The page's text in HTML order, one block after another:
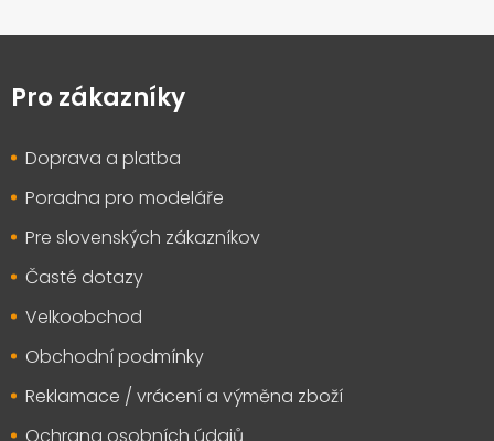
pPro zákazníky
Doprava a platba
Poradna pro modeláře
Pre slovenských zákazníkov
Časté dotazy
Velkoobchod
Obchodní podmínky
Reklamace / vrácení a výměna zboží
Ochrana osobních údajů